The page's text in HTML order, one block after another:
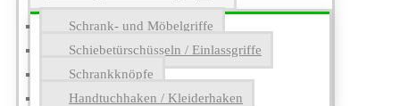
Schrank- und Möbelgriffe
Schiebetürschüsseln / Einlassgriffe
Schrankknöpfe
Handtuchhaken / Kleiderhaken